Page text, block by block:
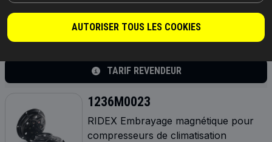
AUTORISER TOUS LES COOKIES
Nombre de stries:4,Poulie pour courroies - Ø
[mm]:126,Numéro de pièce du fabricant:
1236M0022,Fabricant:RIDEX,Numéro de EAN:
4064138117944
Disponible en stock:
TARIF REVENDEUR
1236M0023
RIDEX Embrayage magnétique pour
compresseurs de climatisation